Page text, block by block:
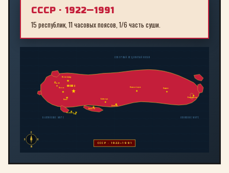
СССР · 1922—1991
15 республик, 11 часовых поясов, 1/6 часть суши.
МОСКВА
Ленинград
Киев
Минск
Ташкент
Алма-Ата
Байконур
Новосибирск Иркутск
Владивосток
ТбилисиБаку
Рига
С
Ю
З
В
СССР · 1922—1991
БАЛТИЙСКОЕ МОРЕ
СЕВЕРНЫЙ ЛЕДОВИТЫЙ ОКЕАН
ЯПОНСКОЕ МОРЕ